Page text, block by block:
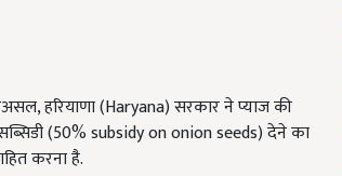
हरियाणा (Haryana) सरकार ने प्याज की
(50% subsidy on onion seeds) देने का
करना है.